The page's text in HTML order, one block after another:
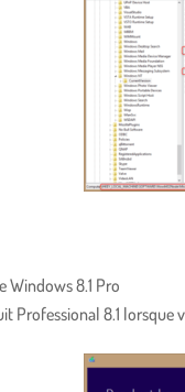
Windows 8.1 Pro
Professional 8.1 lorsque